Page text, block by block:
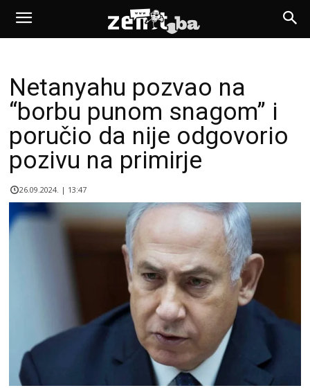
Netanyahu pozvao na
“borbu punom snagom” i
poručio da nije odgovorio
pozivu na primirje
26.09.2024. | 13:47